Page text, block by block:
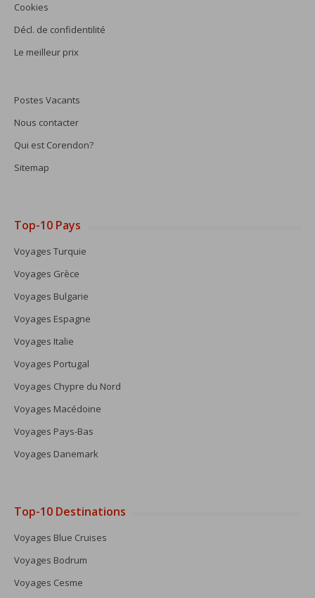
Cookies
Décl. de confidentilité
Le meilleur prix
Postes Vacants
Nous contacter
Qui est Corendon?
Sitemap
Top-10 Pays
Voyages Turquie
Voyages Grèce
Voyages Bulgarie
Voyages Espagne
Voyages Italie
Voyages Portugal
Voyages Chypre du Nord
Voyages Macédoine
Voyages Pays-Bas
Voyages Danemark
Top-10 Destinations
Voyages Blue Cruises
Voyages Bodrum
Voyages Cesme